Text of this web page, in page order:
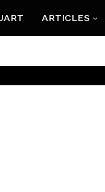
ARTICLES